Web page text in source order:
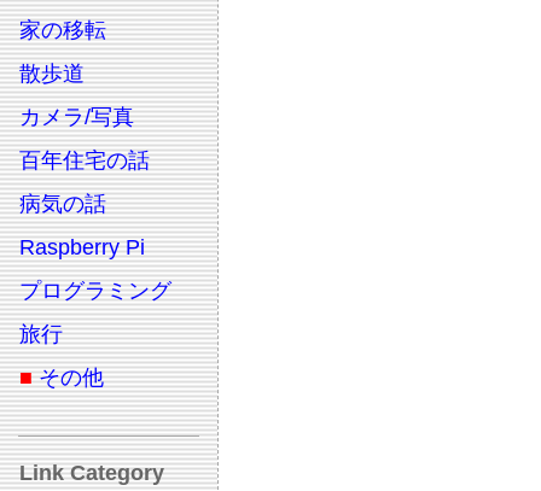
家の移転
散歩道
カメラ/写真
百年住宅の話
病気の話
Raspberry Pi
プログラミング
旅行
■ その他
Link Category